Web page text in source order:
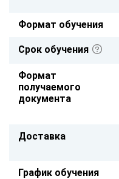
Формат обучения
Срок обучения
Формат
получаемого
документа
Доставка
График обучения